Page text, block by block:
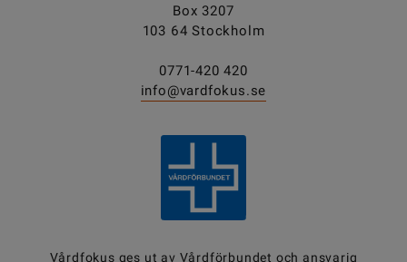
Box 3207
103 64 Stockholm
0771-420 420
info@vardfokus.se
Vårdfokus ges ut av Vårdförbundet och ansvarig